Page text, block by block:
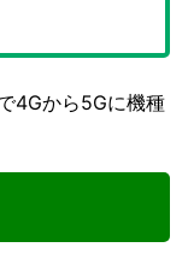
4Gから5Gに機種